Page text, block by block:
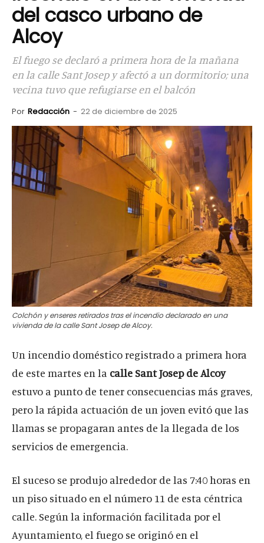
del casco urbano de
Alcoy
El fuego se declaró a primera hora de la mañana
en la calle Sant Josep y afectó a un dormitorio; una
vecina tuvo que refugiarse en el balcón
Por Redacción - 22 de diciembre de 2025
Colchón y enseres retirados tras el incendio declarado en una
vivienda de la calle Sant Josep de Alcoy.
Un incendio doméstico registrado a primera hora
de este martes en la calle Sant Josep de Alcoy
estuvo a punto de tener consecuencias más graves,
pero la rápida actuación de un joven evitó que las
llamas se propagaran antes de la llegada de los
servicios de emergencia.
El suceso se produjo alrededor de las 7:40 horas en
un piso situado en el número 11 de esta céntrica
calle. Según la información facilitada por el
Ayuntamiento, el fuego se originó en el